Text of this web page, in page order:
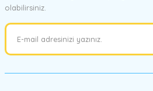
Ürün resmi kalitesiz, bozuk veya
Ürün bilgilerinde hatalar bulunuyor.
olabilirsiniz.